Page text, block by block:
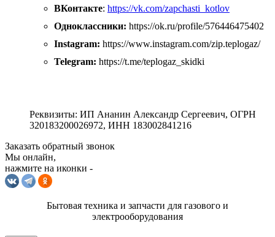
ВКонтакте: https://vk.com/zapchasti_kotlov
Одноклассники: https://ok.ru/profile/576446475402
Instagram: https://www.instagram.com/zip.teplogaz/
Telegram: https://t.me/teplogaz_skidki
Реквизиты: ИП Ананин Александр Сергеевич, ОГРН
320183200026972, ИНН 183002841216
Заказать обратный звонок
Мы онлайн,
нажмите на иконки -
Бытовая техника и запчасти для газового и
электрооборудования